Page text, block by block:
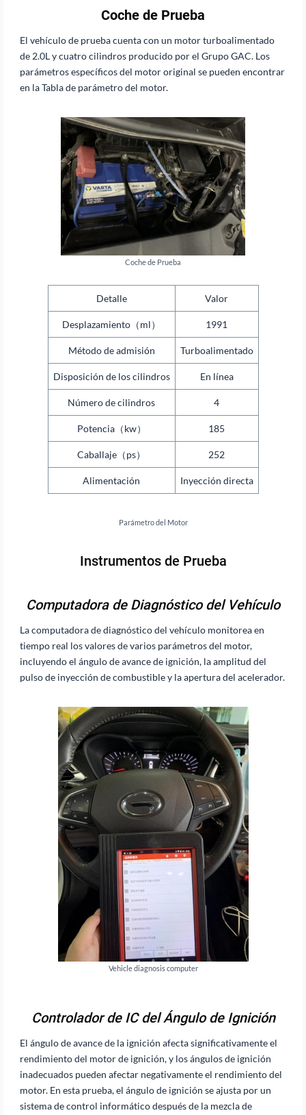
Coche de Prueba
El vehículo de prueba cuenta con un motor turboalimentado
de 2.0L y cuatro cilindros producido por el Grupo GAC. Los
parámetros específicos del motor original se pueden encontrar
en la Tabla de parámetro del motor.
Coche de Prueba
Detalle Valor
Desplazamiento（ml） 1991
Método de admisión Turboalimentado
Disposición de los cilindros En línea
Número de cilindros 4
Potencia（kw） 185
Caballaje（ps） 252
Alimentación Inyección directa
Parámetro del Motor
Instrumentos de Prueba
Computadora de Diagnóstico del Vehículo
La computadora de diagnóstico del vehículo monitorea en
tiempo real los valores de varios parámetros del motor,
incluyendo el ángulo de avance de ignición, la amplitud del
pulso de inyección de combustible y la apertura del acelerador.
Vehicle diagnosis computer
Controlador de IC del Ángulo de Ignición
El ángulo de avance de la ignición afecta significativamente el
rendimiento del motor de ignición, y los ángulos de ignición
inadecuados pueden afectar negativamente el rendimiento del
motor. En esta prueba, el ángulo de ignición se ajusta por un
sistema de control informático después de la mezcla de